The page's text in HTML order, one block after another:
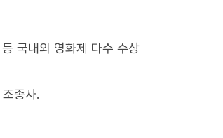
국내외 영화제 다수 수상
종사.